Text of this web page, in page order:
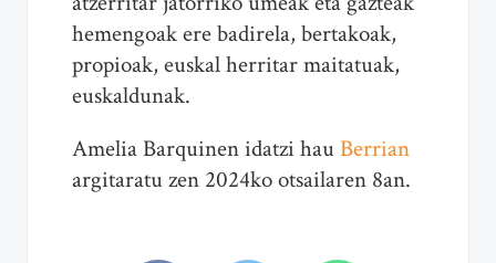
hemengoak ere badirela, bertakoak,
propioak, euskal herritar maitatuak,
euskaldunak.
Amelia Barquinen idatzi hauBerrian
argitaratu zen 2024ko otsailaren 8an.